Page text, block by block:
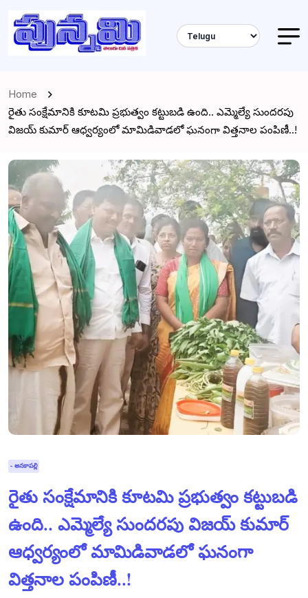
Home
రైతు సంక్షేమానికి కూటమి ప్రభుత్వం కట్టుబడి ఉంది.. ఎమ్మెల్యే సుందరపు
విజయ్ కుమార్ ఆధ్వర్యంలో మామిడివాడలో ఘనంగా విత్తనాల పంపిణీ..!
- అనకాపల్లి
రైతు సంక్షేమానికి కూటమి ప్రభుత్వం కట్టుబడి
ఉంది.. ఎమ్మెల్యే సుందరపు విజయ్ కుమార్
ఆధ్వర్యంలో మామిడివాడలో ఘనంగా
విత్తనాల పంపిణీ..!